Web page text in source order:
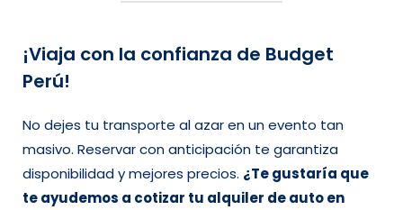
¡Viaja con la confianza de Budget
Perú!
No dejes tu transporte al azar en un evento tan
masivo. Reservar con anticipación te garantiza
disponibilidad y mejores precios. ¿Te gustaría que
te ayudemos a cotizar tu alquiler de auto en